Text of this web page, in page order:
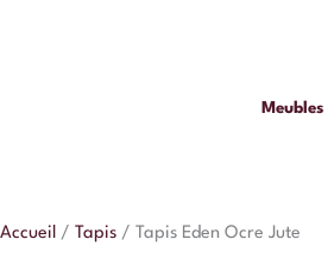
Meubles
Accueil / Tapis / Tapis Eden Ocre Jute